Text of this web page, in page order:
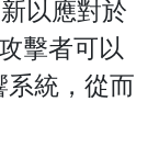
以應對於
擊者可以
統，從而